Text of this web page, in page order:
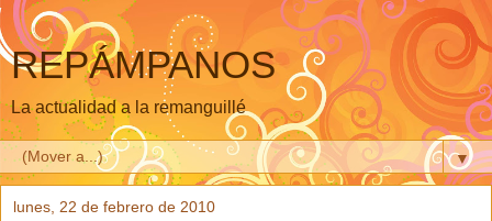
REPÁMPANOS
La actualidad a la remanguillé
▼
lunes, 22 de febrero de 2010